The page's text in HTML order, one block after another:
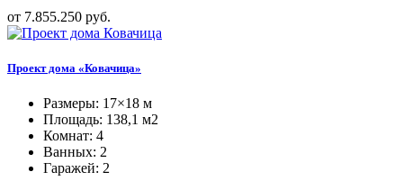
от 7.855.250 руб.
Проект дома «Ковачица»
Размеры: 17×18 м
Площадь: 138,1 м2
Комнат: 4
Ванных: 2
Гаражей: 2